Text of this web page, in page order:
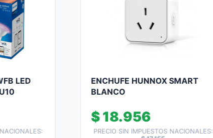
LED
ENCHUFE HUNNOX SMART
BLANCO
$18.956
PRECIO SIN IMPUESTOS NACIONALES: